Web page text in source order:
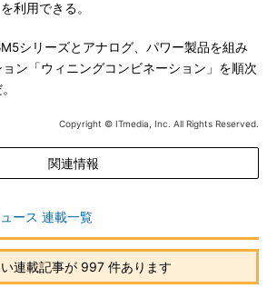
利用できる。
シリーズとアナログ、パワー製品を組み
ン「ウィニングコンビネーション」を順次
Copyright © ITmedia, Inc. All Rights Reserved.
関連情報
ース 連載一覧
連載記事が 997 件あります